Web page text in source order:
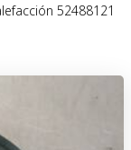
52488121